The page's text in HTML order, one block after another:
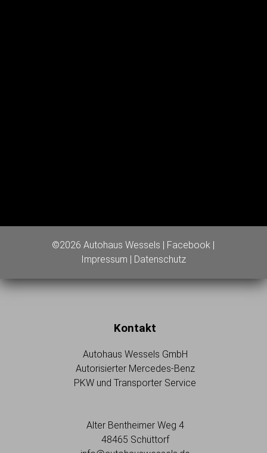
©2026 Autohaus Wessels | Facebook |
Impressum | Datenschutz
Kontakt
Autohaus Wessels GmbH
Autorisierter Mercedes-Benz
PKW und Transporter Service
Alter Bentheimer Weg 4
48465 Schüttorf